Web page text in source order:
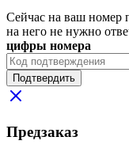
Сейчас на ваш номер
на него не нужно
цифры номера
Подтвердить
Предзаказ